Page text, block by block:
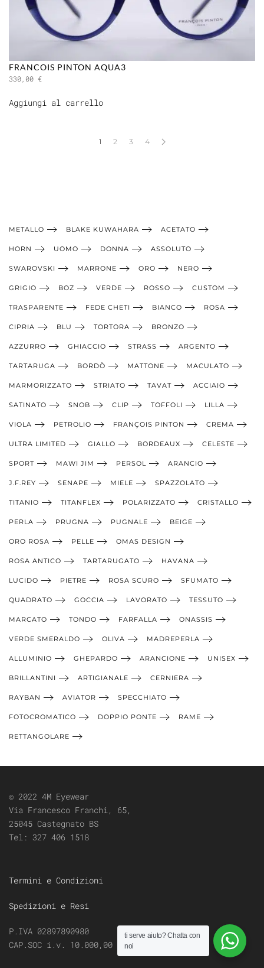
FRANCOIS PINTON AQUA3
330,00 €
Aggiungi al carrello
1 2 3 4
METALLO BLAKE KUWAHARA ACETATO
HORN UOMO DONNA ASSOLUTO
SWAROVSKI MARRONE ORO NERO
GRIGIO BOZ VERDE ROSSO CUSTOM
TRASPARENTE FEDE CHETI BIANCO ROSA
CIPRIA BLU TORTORA BRONZO
AZZURRO GHIACCIO STRASS ARGENTO
TARTARUGA BORDÒ MATTONE MACULATO
MARMORIZZATO STRIATO TAVAT ACCIAIO
SATINATO SNOB CLIP TOFFOLI LILLA
VIOLA PETROLIO FRANÇOIS PINTON CREMA
ULTRA LIMITED GIALLO BORDEAUX CELESTE
SPORT MAWI JIM PERSOL ARANCIO
J.F.REY SENAPE MIELE SPAZZOLATO
TITANIO TITANFLEX POLARIZZATO CRISTALLO
PERLA PRUGNA PUGNALE BEIGE
ORO ROSA PELLE OMAS DESIGN
ROSA ANTICO TARTARUGATO HAVANA
LUCIDO PIETRE ROSA SCURO SFUMATO
QUADRATO GOCCIA LAVORATO TESSUTO
MARCATO TONDO FARFALLA ONASSIS
VERDE SMERALDO OLIVA MADREPERLA
ALLUMINIO GHEPARDO ARANCIONE UNISEX
BRILLANTINI ARTIGIANALE CERNIERA
RAYBAN AVIATOR SPECCHIATO
FOTOCROMATICO DOPPIO PONTE RAME
RETTANGOLARE
© 2022 4M Eyewear
Via Francesco Franchi, 65,
25045 Castegnato BS
Tel: 327 406 1518
Termini e Condizioni
Spedizioni e Resi
P.IVA 02897890980
CAP.SOC i.v. 10.000,00
ti serve aiuto?Chatta con
noi